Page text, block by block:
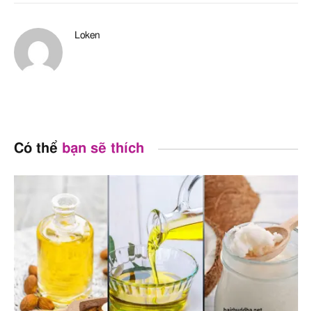
Loken
Có thể bạn sẽ thích